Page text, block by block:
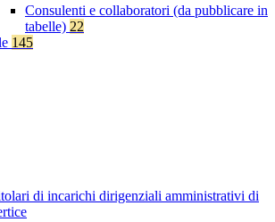
Consulenti e collaboratori (da pubblicare in
tabelle) 22
145
di incarichi dirigenziali amministrativi di